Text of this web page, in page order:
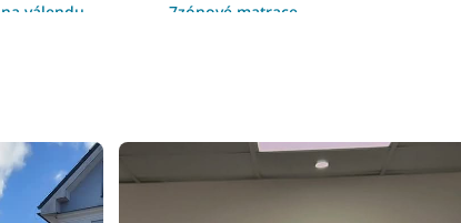
válendu 7zónové matrace